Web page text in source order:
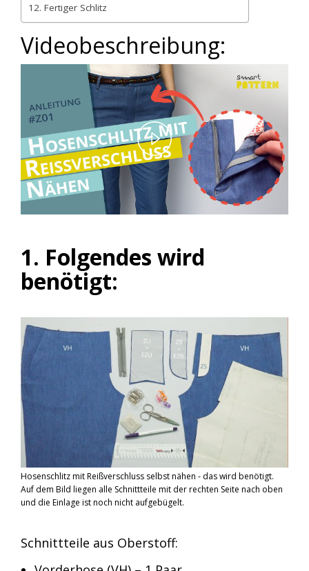
12. Fertiger Schlitz
Videobeschreibung:
Play
Video
1. Folgendes wird
benötigt:
Hosenschlitz mit Reißverschluss selbst nähen - das wird benötigt.
Auf dem Bild liegen alle Schnittteile mit der rechten Seite nach oben
und die Einlage ist noch nicht aufgebügelt.
Schnittteile aus Oberstoff: